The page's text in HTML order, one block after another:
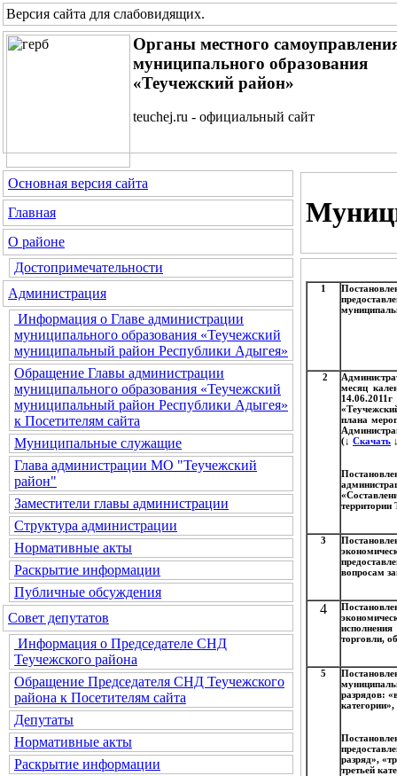
Версия сайта для слабовидящих.
Органы местного
муниципального образования
«Теучежский район»
teuchej.ru - официальный сайт
Основная версия сайта
Главная
О районе
Достопримечательности
Администрация
Информация о Главе администрации
муниципального образования «Теучежский
муниципальный район Республики Адыгея»
Обращение Главы администрации
муниципального образования «Теучежский
муниципальный район Республики Адыгея»
к Посетителям сайта
Муниципальные служащие
Глава администрации МО "Теучежский
район"
Заместители главы администрации
Структура администрации
Нормативные акты
Раскрытие информации
Публичные обсуждения
Совет депутатов
Информация о Председателе СНД
Теучежского района
Обращение Председателя СНД Теучежского
района к Посетителям сайта
Депутаты
Нормативные акты
Раскрытие информации
1
2
месяц
плана
(↓ Скачать
территории
3
вопросам
4
торговли,
5
разрядов:
разряд»,
третьей